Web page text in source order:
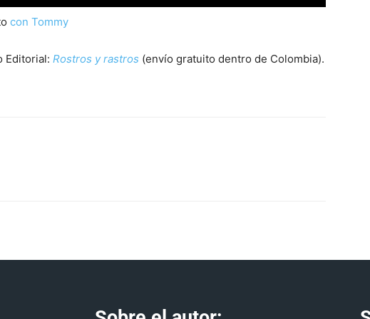
con Tommy
Editorial: Rostros y rastros (envío gratuito dentro de Colombia).